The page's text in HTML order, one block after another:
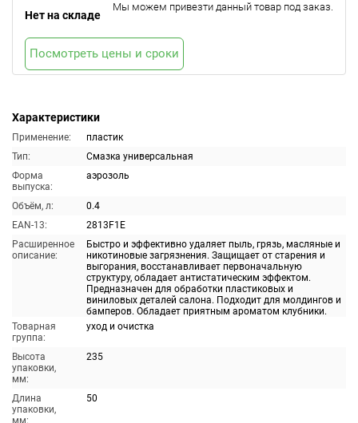
Характеристики
Применение:
пластик
Тип:
Смазка универсальная
Форма
выпуска:
аэрозоль
Объём, л:
0.4
EAN-13:
2813F1E
Расширенное
описание:
Быстро и эффективно удаляет пыль, грязь, масляные и
никотиновые загрязнения. Защищает от старения и
выгорания, восстанавливает первоначальную
структуру, обладает антистатическим эффектом.
Предназначен для обработки пластиковых и
виниловых деталей салона. Подходит для молдингов и
бамперов. Обладает приятным ароматом клубники.
Товарная
группа:
уход и очистка
Высота
упаковки,
мм:
235
Длина
упаковки,
мм:
50
Нет на складе
Мы можем привезти данный товар под заказ.
Посмотреть цены и сроки